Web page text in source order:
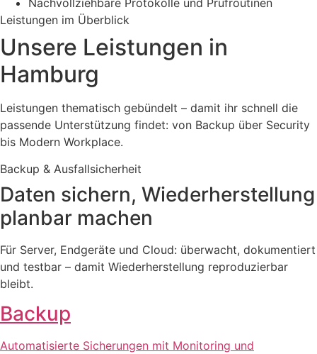
Leistungen im Überblick
Unsere Leistungen in
Hamburg
Leistungen thematisch gebündelt – damit ihr schnell die
passende Unterstützung findet: von Backup über Security
bis Modern Workplace.
Backup & Ausfallsicherheit
Daten sichern, Wiederherstellung
planbar machen
Für Server, Endgeräte und Cloud: überwacht, dokumentiert
und testbar – damit Wiederherstellung reproduzierbar
bleibt.
Backup
Automatisierte Sicherungen mit Monitoring und